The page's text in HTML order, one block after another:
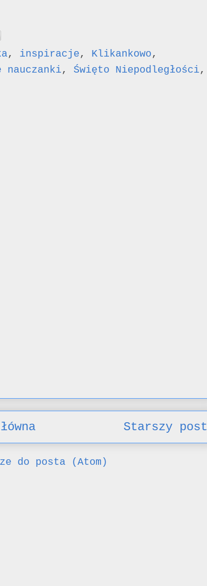
, inspiracje, Klikankowo,
nauczanki, Święto Niepodległości,
Starszy post
do posta (Atom)